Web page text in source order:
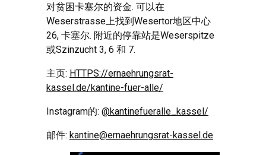
对贫困卡塞尔的资金. 可以在
Weserstrasse上找到Wesertor地区中心
26, 卡塞尔. 附近的停靠站是Weserspitze
或Szinzucht 3, 6 和 7.
主页: HTTPS://ernaehrungsrat-
kassel.de/kantine-fuer-alle/
Instagram的: @kantinefueralle_kassel/
邮件: kantine@ernaehrungsrat-kassel.de